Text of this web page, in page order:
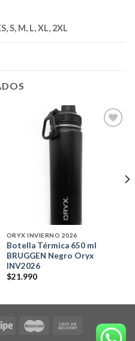
S, M, L, XL, 2XL
ORYX INVIERNO 2026
Botella Térmica 650 ml
BRUGGEN Negro Oryx
INV2026
$21.990